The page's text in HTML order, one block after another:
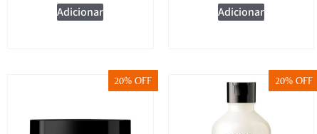
Adicionar Adicionar
20% OFF 20% OFF